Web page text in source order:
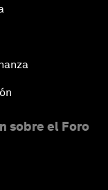
sobre el Foro